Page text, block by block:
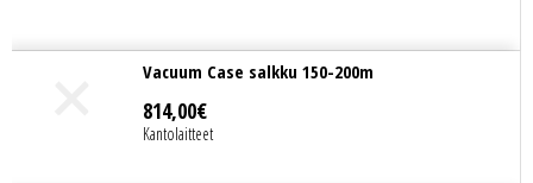
Vacuum Case salkku 150-200m
814,00€
Kantolaitteet